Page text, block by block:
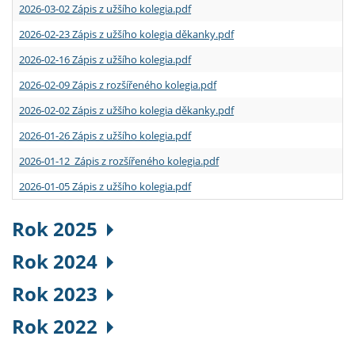
2026-03-02 Zápis z užšího kolegia.pdf
2026-02-23 Zápis z užšího kolegia děkanky.pdf
2026-02-16 Zápis z užšího kolegia.pdf
2026-02-09 Zápis z rozšířeného kolegia.pdf
2026-02-02 Zápis z užšího kolegia děkanky.pdf
2026-01-26 Zápis z užšího kolegia.pdf
2026-01-12 Zápis z rozšířeného kolegia.pdf
2026-01-05 Zápis z užšího kolegia.pdf
Rok 2025
Rok 2024
Rok 2023
Rok 2022